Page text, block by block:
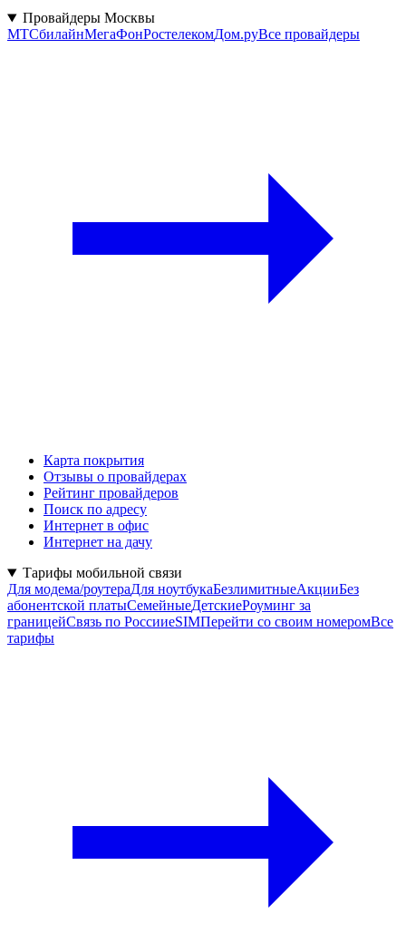
Провайдеры Москвы
МТСбилайнМегаФонРостелекомДом.руВсе провайдеры
Карта покрытия
Отзывы о провайдерах
Рейтинг провайдеров
Поиск по адресу
Интернет в офис
Интернет на дачу
Тарифы мобильной связи
Для модема/роутераДля ноутбукаБезлимитныеАкцииБез
абонентской платыСемейныеДетскиеРоуминг за
границейСвязь по РоссииeSIMПерейти со своим номеромВсе
тарифы